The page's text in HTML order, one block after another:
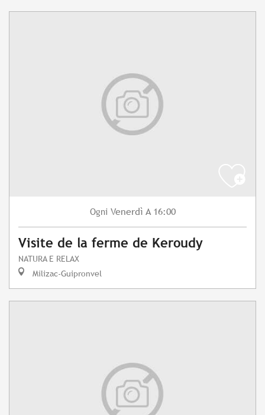
Ogni Venerdì A 16:00
Visite de la ferme de Keroudy
NATURA E RELAX
Milizac-Guipronvel